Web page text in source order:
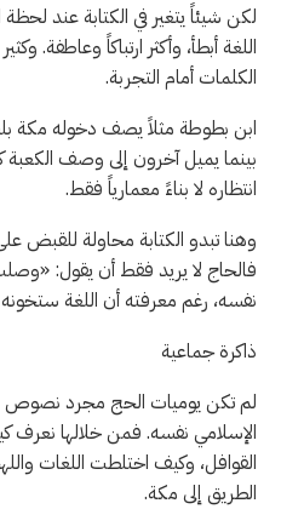
لكن شيئاً يتغير في الكتابة عند
اللغة أبطأ، وأكثر ارتباكاً وعاطفة.
الكلمات أمام التجربة.
ابن بطوطة مثلاً يصف دخوله مكة
بينما يميل آخرون إلى وصف الكعبة
انتظاره لا بناءً معمارياً فقط.
وهنا تبدو الكتابة محاولة للقبض
فالحاج لا يريد فقط أن يقول:
نفسه، رغم معرفته أن اللغة ستخونه
ذاكرة جماعية
لم تكن يوميات الحج مجرد نصوص
الإسلامي نفسه. فمن خلالها
القوافل، وكيف اختلطت اللغات
الطريق إلى مكة.